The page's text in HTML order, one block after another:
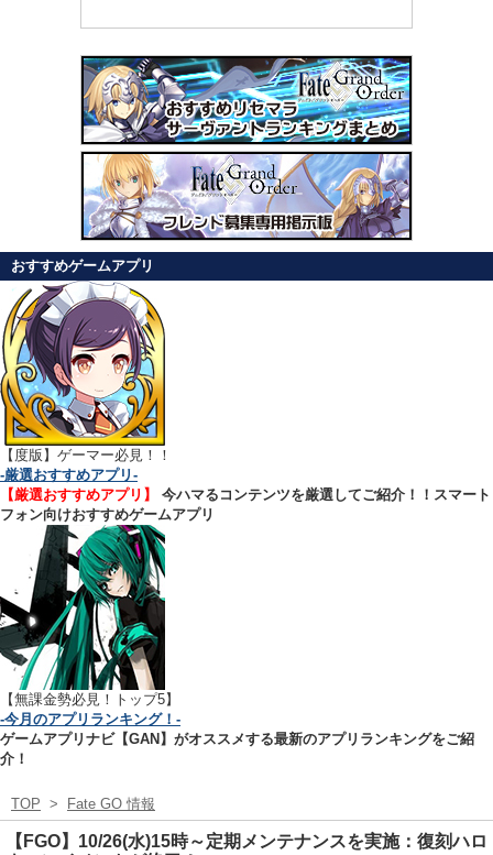
おすすめゲームアプリ
【 度版】ゲーマー必見！！
-厳選おすすめアプリ-
【厳選おすすめアプリ】
今ハマるコンテンツを厳選してご紹介！！スマート
フォン向けおすすめゲームアプリ
【無課金勢必見！トップ5】
-今月のアプリランキング！-
ゲームアプリナビ【GAN】がオススメする最新のアプリランキングをご紹
介！
TOP > Fate GO 情報
【FGO】10/26(水)15時～定期メンテナンスを実施：復刻ハロ